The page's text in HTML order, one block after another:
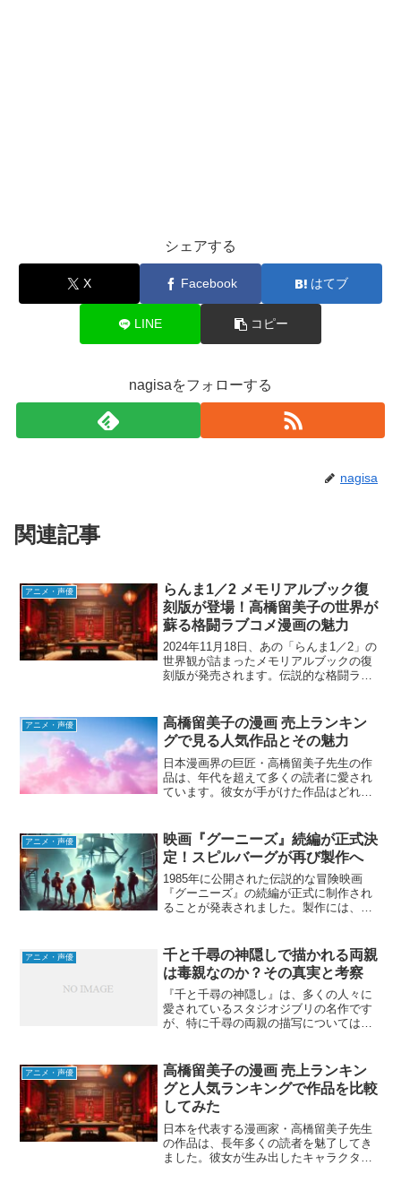
シェアする
X Facebook はてブ
LINE コピー
nagisaをフォローする
nagisa
関連記事
アニメ・声優
らんま1／2 メモリアルブック復
刻版が登場！高橋留美子の世界が
蘇る格闘ラブコメ漫画の魅力
2024年11月18日、あの「らんま1／2」の
世界観が詰まったメモリアルブックの復
刻版が発売されます。伝説的な格闘ラブ
ファンに愛されてきました。このメモリ
アルブックに...
アニメ・声優
高橋留美子の漫画 売上ランキン
グで見る人気作品とその魅力
日本漫画界の巨匠・高橋留美子先生の作
品は、年代を超えて多くの読者に愛され
ています。彼女が手がけた作品はどれも
てきました。今回は、高橋留美子の代表
作を売上ランキング順に紹...
アニメ・声優
映画『グーニーズ』続編が正式決
定！スピルバーグが再び製作へ
1985年に公開された伝説的な冒険映画
『グーニーズ』の続編が正式に制作され
ることが発表されました。製作には、オ
が決定。脚本はポッツィ・ポンチローリ
が担当し、オリジナル脚...
アニメ・声優
千と千尋の神隠しで描かれる両親
は毒親なのか？その真実と考察
『千と千尋の神隠し』は、多くの人々に
愛されているスタジオジブリの名作です
が、特に千尋の両親の描写については
に強い印象を与えたことから、このテー
マは映画を深く考察する上で...
アニメ・声優
高橋留美子の漫画 売上ランキン
グと人気ランキングで作品を比較
してみた
日本を代表する漫画家・高橋留美子先生
の作品は、長年多くの読者を魅了してき
ました。彼女が生み出したキャラクター